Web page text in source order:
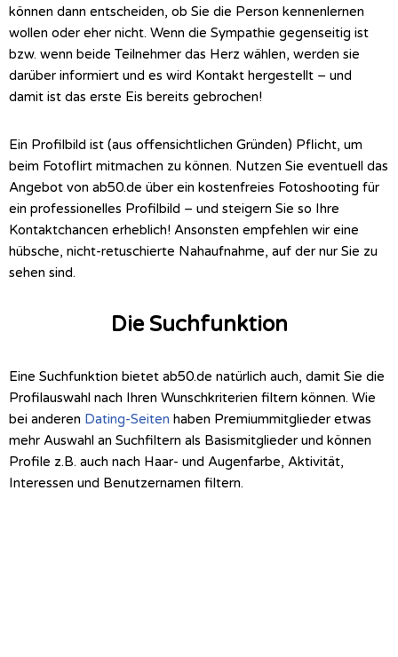
können dann entscheiden, ob Sie die Person kennenlernen
wollen oder eher nicht. Wenn die Sympathie gegenseitig ist
bzw. wenn beide Teilnehmer das Herz wählen, werden sie
darüber informiert und es wird Kontakt hergestellt – und
damit ist das erste Eis bereits gebrochen!
Ein Profilbild ist (aus offensichtlichen Gründen) Pflicht, um
beim Fotoflirt mitmachen zu können. Nutzen Sie eventuell das
Angebot von ab50.de über ein kostenfreies Fotoshooting für
ein professionelles Profilbild – und steigern Sie so Ihre
Kontaktchancen erheblich! Ansonsten empfehlen wir eine
hübsche, nicht-retuschierte Nahaufnahme, auf der nur Sie zu
sehen sind.
Die Suchfunktion
Eine Suchfunktion bietet ab50.de natürlich auch, damit Sie die
Profilauswahl nach Ihren Wunschkriterien filtern können. Wie
bei anderen Dating-Seiten haben Premiummitglieder etwas
mehr Auswahl an Suchfiltern als Basismitglieder und können
Profile z.B. auch nach Haar- und Augenfarbe, Aktivität,
Interessen und Benutzernamen filtern.